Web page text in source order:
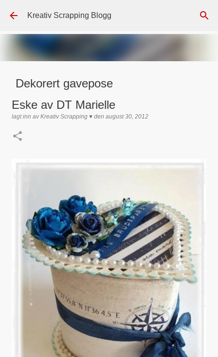
Gå til hovedinnhold
Kreativ Scrapping Blogg
Dekorert gavepose
Eske av DT Marielle
lagt inn avKreativ Scrapping ♥ den august 30, 2012